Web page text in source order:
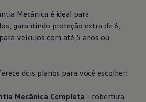
Mecânica é ideal para
garantindo proteção extra de 6,
veículos com até 5 anos ou
dois planos para você escolher:
Mecânica Completa - cobertura